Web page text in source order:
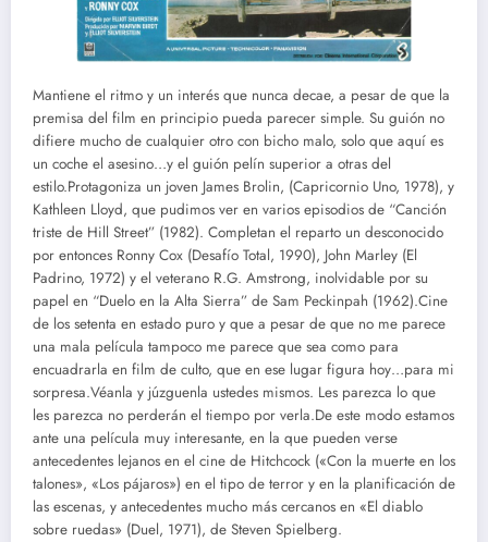
Mantiene el ritmo y un interés que nunca decae, a pesar de que la
premisa del film en principio pueda parecer simple. Su guión no
difiere mucho de cualquier otro con bicho malo, solo que aquí es
un coche el asesino…y el guión pelín superior a otras del
estilo.Protagoniza un joven James Brolin, (Capricornio Uno, 1978), y
Kathleen Lloyd, que pudimos ver en varios episodios de “Canción
triste de Hill Street” (1982). Completan el reparto un desconocido
por entonces Ronny Cox (Desafío Total, 1990), John Marley (El
Padrino, 1972) y el veterano R.G. Amstrong, inolvidable por su
papel en “Duelo en la Alta Sierra” de Sam Peckinpah (1962).Cine
de los setenta en estado puro y que a pesar de que no me parece
una mala película tampoco me parece que sea como para
encuadrarla en film de culto, que en ese lugar figura hoy…para mi
sorpresa.Véanla y júzguenla ustedes mismos. Les parezca lo que
les parezca no perderán el tiempo por verla.De este modo estamos
ante una película muy interesante, en la que pueden verse
antecedentes lejanos en el cine de Hitchcock («Con la muerte en los
talones», «Los pájaros») en el tipo de terror y en la planificación de
las escenas, y antecedentes mucho más cercanos en «El diablo
sobre ruedas» (Duel, 1971), de Steven Spielberg.